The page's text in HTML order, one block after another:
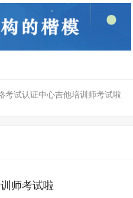
考试认证中心吉他培训师考试啦
师考试啦